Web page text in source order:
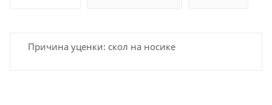
Причина уценки: скол на носике